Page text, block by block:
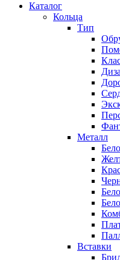
Каталог
Кольца
Тип
Металл
Вставки